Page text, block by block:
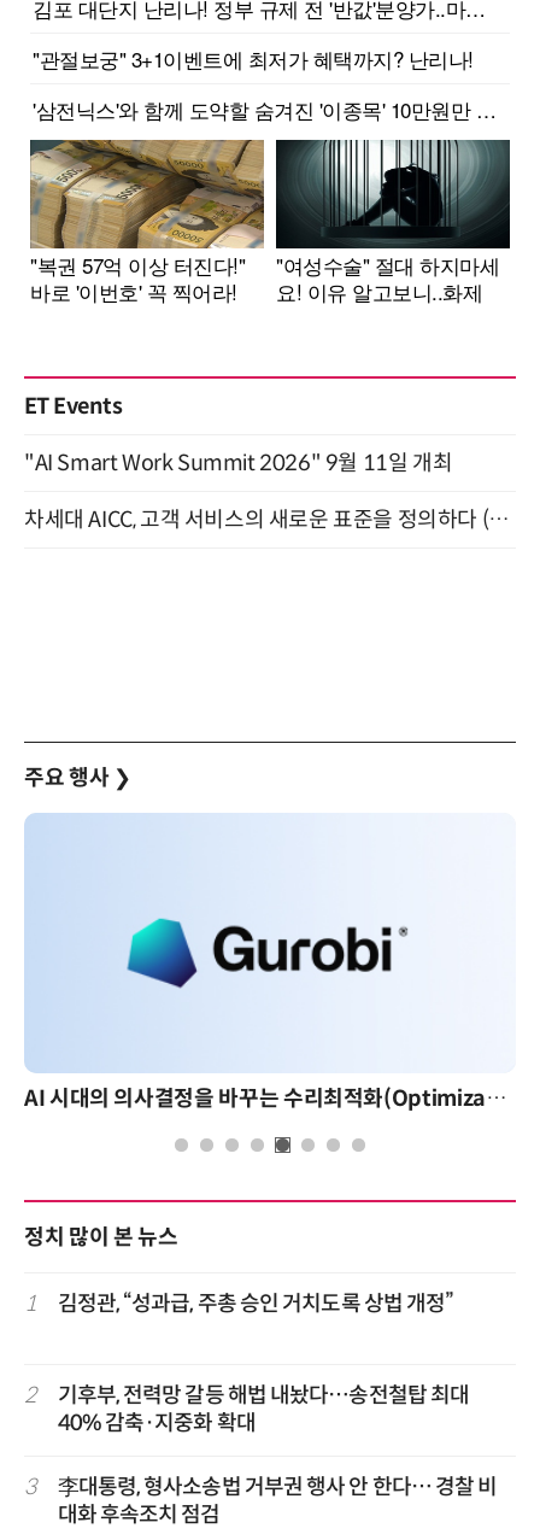
ET Events
"AI Smart Work Summit 2026" 9월 11일 개최
차세대 AICC, 고객 서비스의 새로운 표준을 정의하다 (9/9)
주요 행사 ❯
AI 시대의 의사결정을 바꾸는 수리최적화(Optimization): 실제 산업 적용 사례와 활용 전략
정치 많이 본 뉴스
1 김정관, “성과급, 주총 승인 거치도록 상법 개정”
2
기후부, 전력망 갈등 해법 내놨다…송전철탑 최대
40% 감축·지중화 확대
3
李대통령, 형사소송법 거부권 행사 안 한다… 경찰 비
대화 후속조치 점검